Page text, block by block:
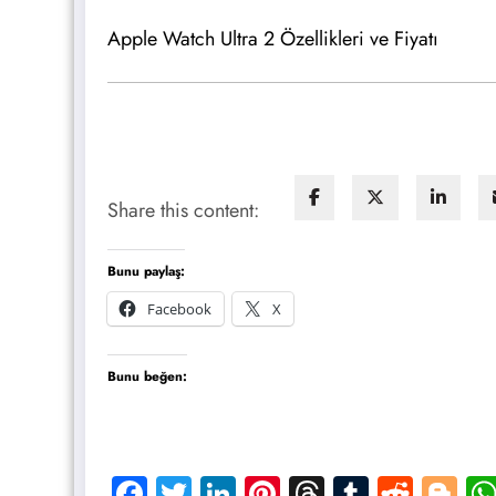
Apple Watch Ultra 2 Özellikleri ve Fiyatı
Share this content:
Bunu paylaş:
Facebook
X
Bunu beğen: